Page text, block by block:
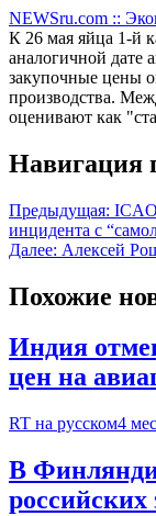
NEWSru.com ::
К 26 мая яйца 1-й
аналогичной дате
закупочные цены
производства.
оценивают как
Навигация
Предыдущая: ICAO
инцидента с
Далее: Алексей
Похожие
Индия
цен на
RT на русском4
В
российских